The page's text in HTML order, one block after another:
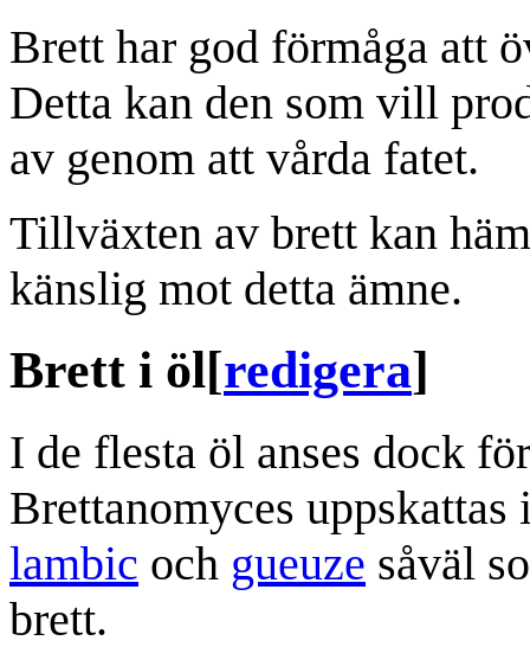
Brett har god förmåga att
Detta kan den som vill
av genom att vårda fatet.
Tillväxten av brett kan
känslig mot detta ämne.
Brett i öl[redigera]
I de flesta öl anses dock
Brettanomyces
lambic och gueuze såväl
brett.